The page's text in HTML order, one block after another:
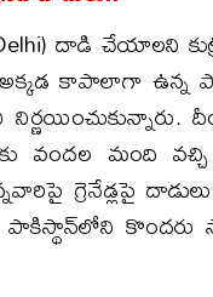
దాడి చేయాలని
కాపాలాగా ఉన్న
వందల మంది వచ్చి
గ్రెనేడ్లపై
కొందరు